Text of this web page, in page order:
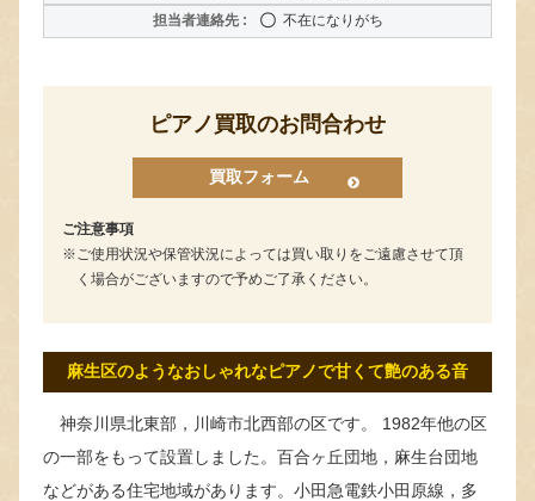
〇 不在になりがち
ピアノ買取のお問合わせ
買取フォーム
ご注意事項
ご使用状況や保管状況によっては買い取りをご遠慮させて頂
く場合がございますので予めご了承ください。
麻生区のようなおしゃれなピアノで甘くて艶のある音
神奈川県北東部，川崎市北西部の区です。 1982年他の区
の一部をもって設置しました。百合ヶ丘団地，麻生台団地
などがある住宅地域があります。小田急電鉄小田原線，多